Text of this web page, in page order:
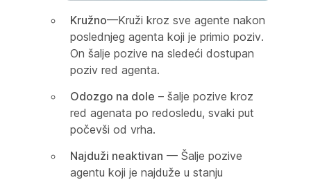
Kružno—Kruži kroz sve agente nakon
poslednjeg agenta koji je primio poziv.
On šalje pozive na sledeći dostupan
poziv red agenta.
Odozgo na dole – šalje pozive kroz
red agenata po redosledu, svaki put
počevši od vrha.
Najduži neaktivan — Šalje pozive
agentu koji je najduže u stanju